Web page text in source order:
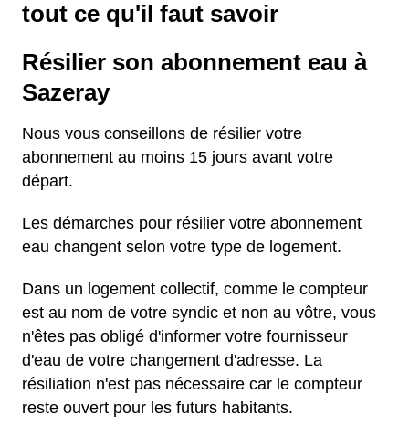
tout ce qu'il faut savoir
Résilier son abonnement eau à
Sazeray
Nous vous conseillons de résilier votre
abonnement au moins 15 jours avant votre
départ.
Les démarches pour résilier votre abonnement
eau changent selon votre type de logement.
Dans un logement collectif, comme le compteur
est au nom de votre syndic et non au vôtre, vous
n'êtes pas obligé d'informer votre fournisseur
d'eau de votre changement d'adresse. La
résiliation n'est pas nécessaire car le compteur
reste ouvert pour les futurs habitants.